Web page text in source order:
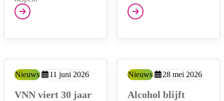
VNN viert 30 jaar
Type:
NieuwsAangemaakt op:
11 juni 2026
Alcohol blijft
Type:
NieuwsAangemaakt op:
28 mei 2026